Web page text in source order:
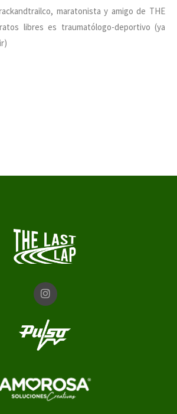
maratonista y amigo de THE
libres es traumatólogo-deportivo (ya